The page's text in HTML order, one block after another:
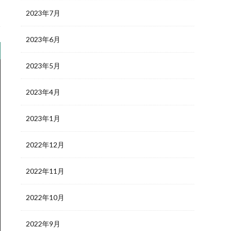
2023年7月
2023年6月
2023年5月
2023年4月
2023年1月
2022年12月
2022年11月
2022年10月
2022年9月